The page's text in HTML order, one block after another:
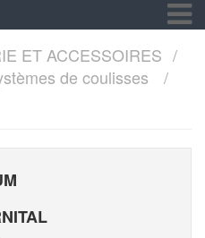
ET ACCESSOIRES
de coulisses